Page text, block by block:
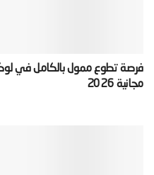
‫فرصة تطوع ممول بالكامل في
مجانية 2026‬